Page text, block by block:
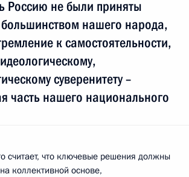
Россию не были приняты
нашего народа,
к самостоятельности,
суверенитету –
часть нашего национального
считает, что ключевые решения должны
коллективной основе,